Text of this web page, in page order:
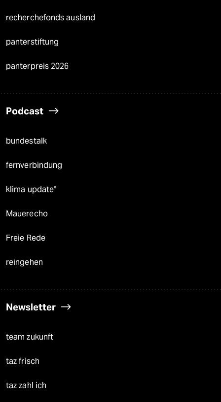
recherchefonds ausland
panterstiftung
panterpreis 2026
Podcast
bundestalk
fernverbindung
klima update°
Mauerecho
Freie Rede
reingehen
Newsletter
team zukunft
taz frisch
taz zahl ich